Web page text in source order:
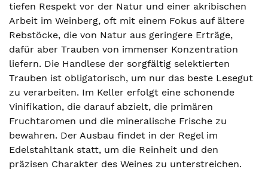
tiefen Respekt vor der Natur und einer akribischen
Arbeit im Weinberg, oft mit einem Fokus auf ältere
Rebstöcke, die von Natur aus geringere Erträge,
dafür aber Trauben von immenser Konzentration
liefern. Die Handlese der sorgfältig selektierten
Trauben ist obligatorisch, um nur das beste Lesegut
zu verarbeiten. Im Keller erfolgt eine schonende
Vinifikation, die darauf abzielt, die primären
Fruchtaromen und die mineralische Frische zu
bewahren. Der Ausbau findet in der Regel im
Edelstahltank statt, um die Reinheit und den
präzisen Charakter des Weines zu unterstreichen.